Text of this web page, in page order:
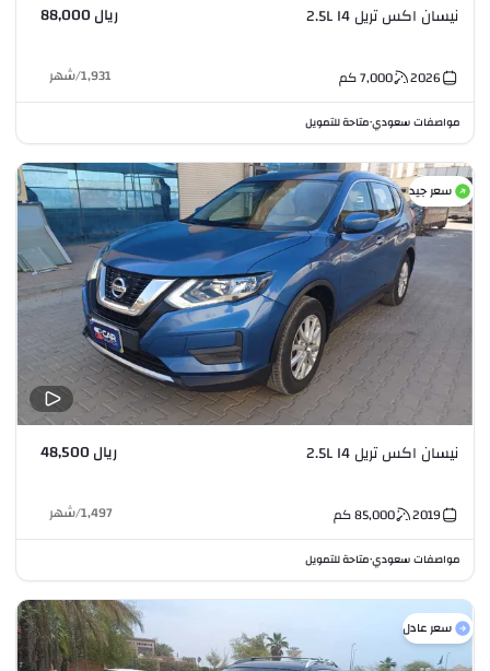
نيسان اكس تريل 2.5L I4 ريال 88,000
2026
7,000كم 1,931
/شهر
مواصفات سعودي•متاحة للتمويل
سعر جيد
نيسان اكس تريل 2.5L I4 ريال 48,500
2019
85,000كم 1,497
/شهر
مواصفات سعودي•متاحة للتمويل
سعر عادل